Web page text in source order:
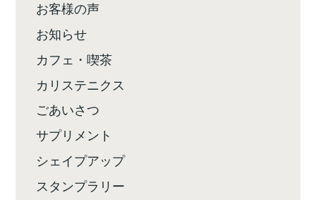
お客様の声
お知らせ
カフェ・喫茶
カリステニクス
ごあいさつ
サプリメント
シェイプアップ
スタンプラリー